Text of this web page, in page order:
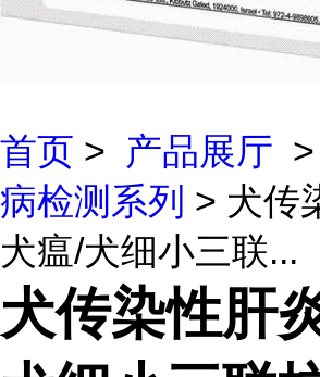
首页 > 产品展厅 >
病检测系列 > 犬传
犬瘟/犬细小三联...
犬传染性肝